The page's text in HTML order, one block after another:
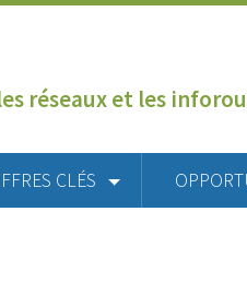
réseaux et les
CLÉS